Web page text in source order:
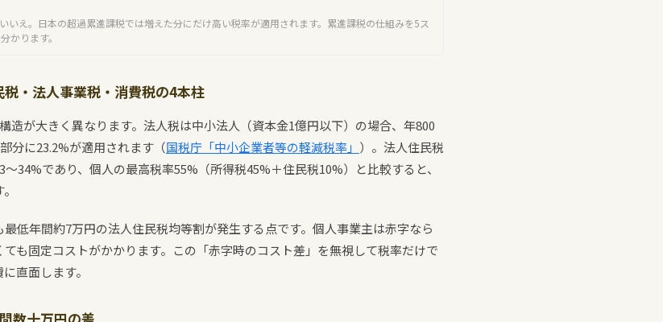
いえ。日本の超過累進課税では増えた分にだけ高い税率が適用されます。累進課税の仕組みを5ス
かります。
・法人事業税・消費税の4本柱
造が大きく異なります。法人税は中小法人（資本金1億円以下）の場合、年800
分に23.2%が適用されます（国税庁「中小企業者等の軽減税率」 ）。法人住民税
34%であり、個人の最高税率55%（所得税45%＋住民税10%）と比較すると、
低年間約7万円の法人住民税均等割が発生する点です。個人事業主は赤字なら
も固定コストがかかります。この「赤字時のコスト差」を無視して税率だけで
直面します。
数十万円の差